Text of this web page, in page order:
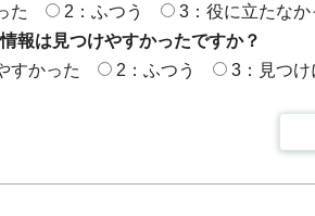
た
2：ふつう
3：役に立たなか
報は見つけやすかったですか？
すかった
2：ふつう 3：見つけ